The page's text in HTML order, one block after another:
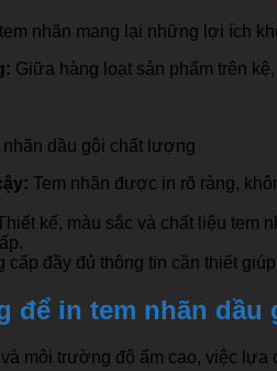
nhãn mang lại những lợi ích
Giữa hàng loạt sản phẩm trên
dầu gội chất lượng
Tem nhãn được in rõ ràng,
kế, màu sắc và chất liệu tem
cấp đầy đủ thông tin cần thiết
để in tem nhãn dầu
môi trường độ ẩm cao, việc lựa